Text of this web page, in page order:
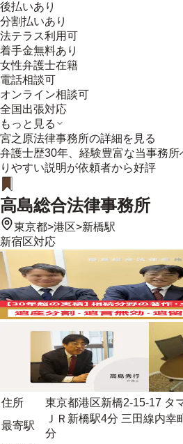
後払いあり
分割払いあり
法テラス利用可
着手金無料あり
女性弁護士在籍
電話相談可
オンライン相談可
全国出張対応
もっと見る
宮之原法律事務所の詳細を見る
弁護士歴30年、経験豊富な当事務
りやすい説明が依頼者から好評
高島総合法律事務所
東京都>港区>新橋駅
新宿区対応
住所
東京都港区新橋2-15-17 タ
最寄駅
ＪＲ新橋駅4分 三田線内
分